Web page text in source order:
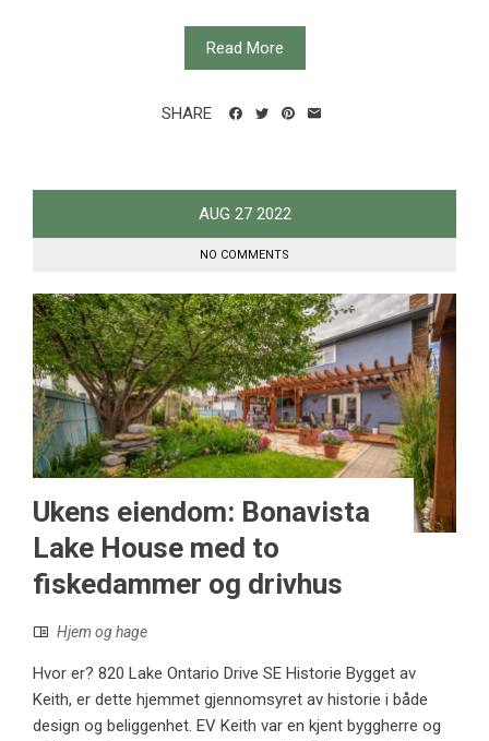
Read More
SHARE
AUG 27 2022
NO COMMENTS
Ukens eiendom: Bonavista
Lake House med to
fiskedammer og drivhus
Hjem og hage
Hvor er? 820 Lake Ontario Drive SE Historie Bygget av
Keith, er dette hjemmet gjennomsyret av historie i både
design og beliggenhet. EV Keith var en kjent byggherre og